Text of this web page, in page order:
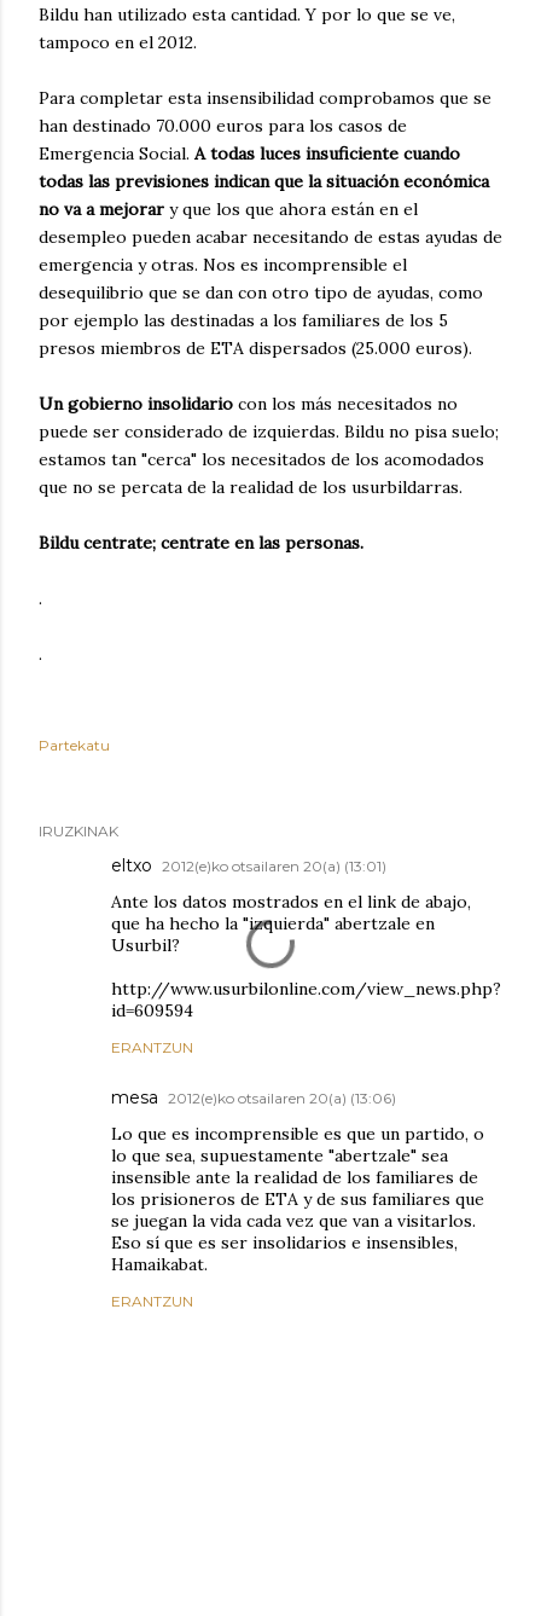
Bildu han utilizado esta cantidad. Y por lo que se ve,
tampoco en el 2012.
Para completar esta insensibilidad comprobamos que se
han destinado 70.000 euros para los casos de
Emergencia Social. A todas luces insuficiente cuando
todas las previsiones indican que la situación económica
no va a mejorar y que los que ahora están en el
desempleo pueden acabar necesitando de estas ayudas de
emergencia y otras. Nos es incomprensible el
desequilibrio que se dan con otro tipo de ayudas, como
por ejemplo las destinadas a los familiares de los 5
presos miembros de ETA dispersados (25.000 euros).
Un gobierno insolidario con los más necesitados no
puede ser considerado de izquierdas. Bildu no pisa suelo;
estamos tan "cerca" los necesitados de los acomodados
que no se percata de la realidad de los usurbildarras.
Bildu centrate; centrate en las personas.
.
.
Partekatu
IRUZKINAK
eltxo 2012(e)ko otsailaren 20(a) (13:01)
Ante los datos mostrados en el link de abajo,
que ha hecho la "izquierda" abertzale en
Usurbil?
http://www.usurbilonline.com/view_news.php?
id=609594
ERANTZUN
mesa 2012(e)ko otsailaren 20(a) (13:06)
Lo que es incomprensible es que un partido, o
lo que sea, supuestamente "abertzale" sea
insensible ante la realidad de los familiares de
los prisioneros de ETA y de sus familiares que
se juegan la vida cada vez que van a visitarlos.
Eso sí que es ser insolidarios e insensibles,
Hamaikabat.
ERANTZUN